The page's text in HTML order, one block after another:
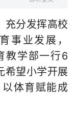
充分发挥高校
事业发展，
教学部一行6
希望小学开展
体育赋能成